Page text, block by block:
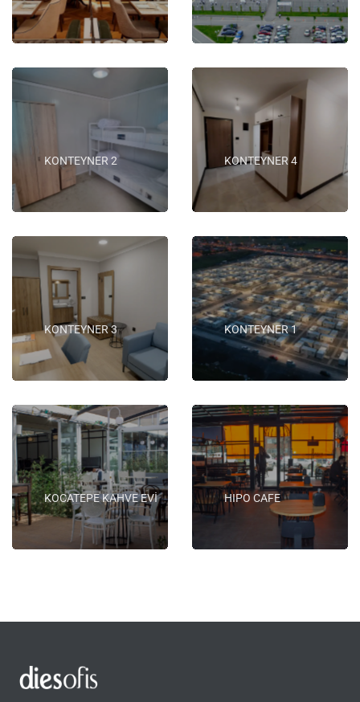
KONTEYNER 2 KONTEYNER 4
KONTEYNER 3 KONTEYNER 1
KOCATEPE KAHVE EVİ HIPO CAFE